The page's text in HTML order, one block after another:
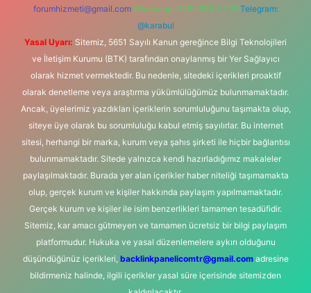
forumhizmeti@gmail.com Whatsapp: 0262 606 0 726 Telegram:
@karabul
Yasal Uyarı: Sitemiz, 5651 Sayılı Kanun gereğince Bilgi Teknolojileri
ve İletişim Kurumu (BTK) tarafından onaylanmış bir Yer Sağlayıcı
olarak hizmet vermektedir. Bu nedenle, sitedeki içerikleri proaktif
olarak denetleme veya araştırma yükümlülüğümüz bulunmamaktadır.
Ancak, üyelerimiz yazdıkları içeriklerin sorumluluğunu taşımakta olup,
siteye üye olarak bu sorumluluğu kabul etmiş sayılırlar. Bu internet
sitesi, herhangi bir marka, kurum veya şahıs şirketi ile hiçbir bağlantısı
bulunmamaktadır. Sitede yalnızca kendi hazırladığımız makaleler
paylaşılmaktadır. Burada yer alan içerikler haber niteliği taşımamakta
olup, gerçek kurum ve kişiler hakkında paylaşım yapılmamaktadır.
Gerçek kurum ve kişiler ile isim benzerlikleri tamamen tesadüfidir.
Sitemiz, kar amacı gütmeyen ve tamamen ücretsiz bir bilgi paylaşım
platformudur. Hukuka ve yasal düzenlemelere aykırı olduğunu
düşündüğünüz içerikleri, backlinkpanelicomtr@gmail.comadresine
bildirmeniz halinde, ilgili içerikler yasal süre içerisinde sitemizden